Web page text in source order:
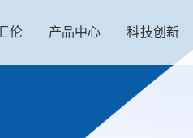
伦 产品中心 科技创新